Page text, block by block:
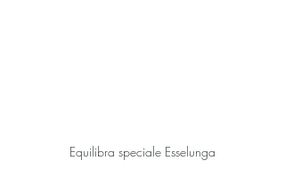
Equilibra speciale Esselunga